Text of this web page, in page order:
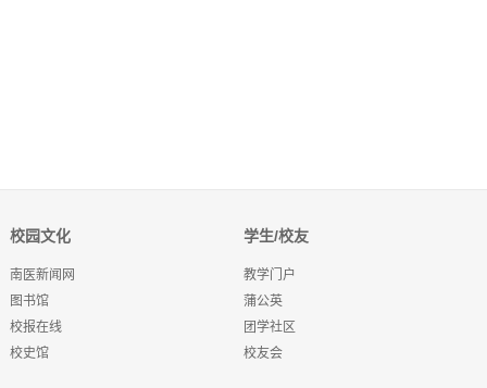
校园文化
南医新闻网
图书馆
校报在线
校史馆
学生/校友
教学门户
蒲公英
团学社区
校友会